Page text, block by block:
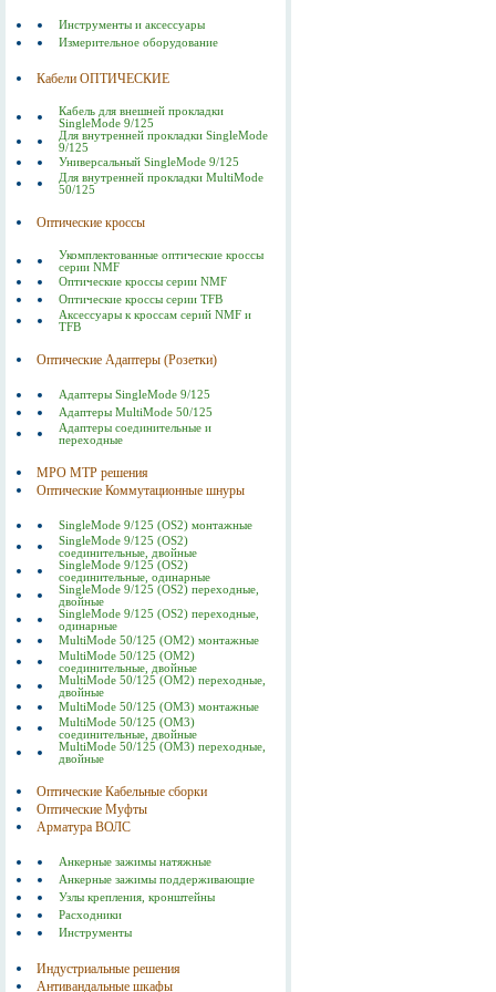
Инструменты и аксессуары
Измерительное оборудование
Кабели ОПТИЧЕСКИЕ
Кабель для внешней прокладки
SingleMode 9/125
Для внутренней прокладки SingleMode
9/125
Универсальный SingleMode 9/125
Для внутренней прокладки MultiMode
50/125
Оптические кроссы
Укомплектованные оптические кроссы
серии NMF
Оптические кроссы серии NMF
Оптические кроссы серии TFB
Аксессуары к кроссам серий NMF и
TFB
Оптические Адаптеры (Розетки)
Адаптеры SingleMode 9/125
Адаптеры MultiMode 50/125
Адаптеры соединительные и
переходные
MPO MTP решения
Оптические Коммутационные шнуры
SingleMode 9/125 (OS2) монтажные
SingleMode 9/125 (OS2)
соединительные, двойные
SingleMode 9/125 (OS2)
соединительные, одинарные
SingleMode 9/125 (OS2) переходные,
двойные
SingleMode 9/125 (OS2) переходные,
одинарные
MultiMode 50/125 (OM2) монтажные
MultiMode 50/125 (OM2)
соединительные, двойные
MultiMode 50/125 (OM2) переходные,
двойные
MultiMode 50/125 (OM3) монтажные
MultiMode 50/125 (OM3)
соединительные, двойные
MultiMode 50/125 (OM3) переходные,
двойные
Оптические Кабельные сборки
Оптические Муфты
Арматура ВОЛС
Анкерные зажимы натяжные
Анкерные зажимы поддерживающие
Узлы крепления, кронштейны
Расходники
Инструменты
Индустриальные решения
Антивандальные шкафы